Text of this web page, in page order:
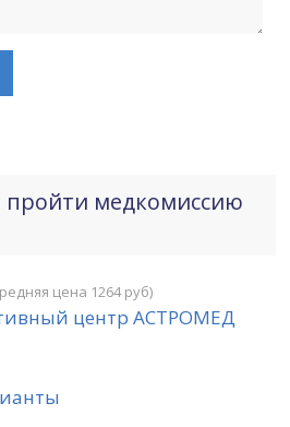
медкомиссию
цена 1264 руб)
центр АСТРОМЕД